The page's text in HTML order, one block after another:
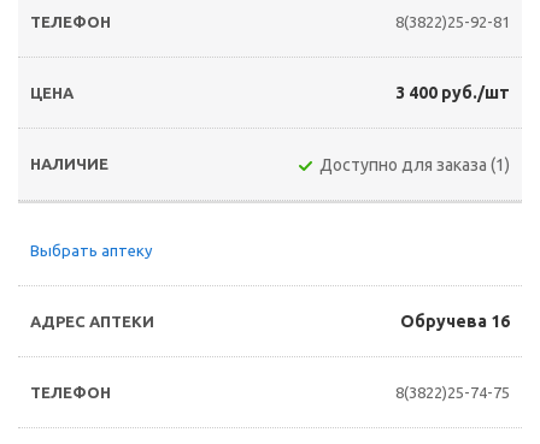
8(3822)25-92-81
3 400 руб./шт
Доступно для заказа (1)
Выбрать аптеку
Обручева 16
8(3822)25-74-75